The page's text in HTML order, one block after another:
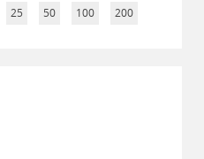
25 50 100 200